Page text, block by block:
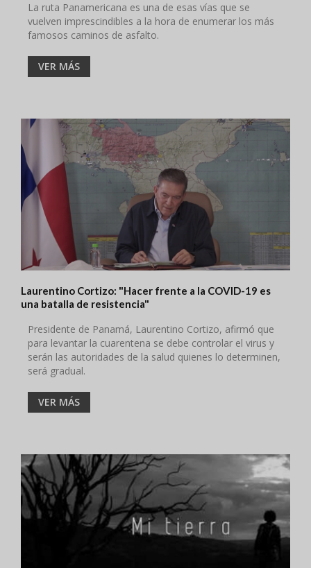
La ruta Panamericana es una de esas vías que se
vuelven imprescindibles a la hora de enumerar los más
famosos caminos de asfalto.
VER MÁS
Laurentino Cortizo: "Hacer frente a la COVID-19 es
una batalla de resistencia"
Presidente de Panamá, Laurentino Cortizo, afirmó que
para levantar la cuarentena se debe controlar el virus y
serán las autoridades de la salud quienes lo determinen,
será gradual.
VER MÁS